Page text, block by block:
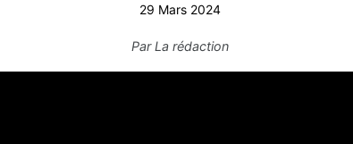
29 Mars 2024
ParLa rédaction